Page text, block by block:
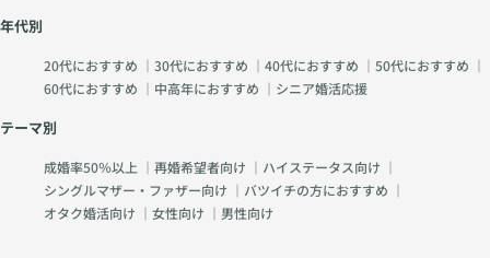
年代別
20代におすすめ ｜ 30代におすすめ ｜ 40代におすすめ ｜ 50代におすすめ ｜
60代におすすめ ｜ 中高年におすすめ ｜ シニア婚活応援
テーマ別
成婚率50％以上 ｜ 再婚希望者向け ｜ ハイステータス向け ｜
シングルマザー・ファザー向け ｜ バツイチの方におすすめ ｜
オタク婚活向け ｜ 女性向け ｜ 男性向け